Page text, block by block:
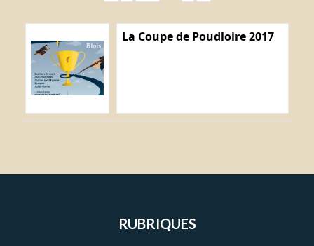
La Coupe de Poudloire 2017
RUBRIQUES